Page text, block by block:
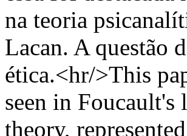
na teoria
Lacan. A questão
ética.<hr/>This
seen in Foucault's
theory,